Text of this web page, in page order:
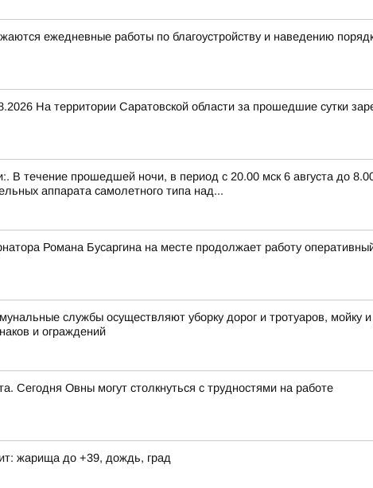
ежедневные работы по благоустройству и наведению
На территории Саратовской области за прошедшие сутки
В течение прошедшей ночи, в период с 20.00 мск 6 августа до
аппарата самолетного типа над...
Романа Бусаргина на месте продолжает работу
службы осуществляют уборку дорог и тротуаров,
и ограждений
Сегодня Овны могут столкнуться с трудностями на работе
жарища до +39, дождь, град